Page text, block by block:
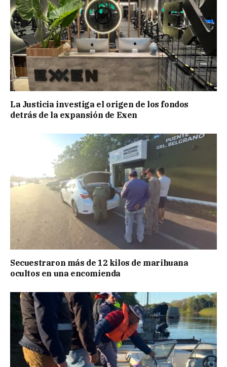
La Justicia investiga el origen de los fondos
detrás de la expansión de Exen
Secuestraron más de 12 kilos de marihuana
ocultos en una encomienda